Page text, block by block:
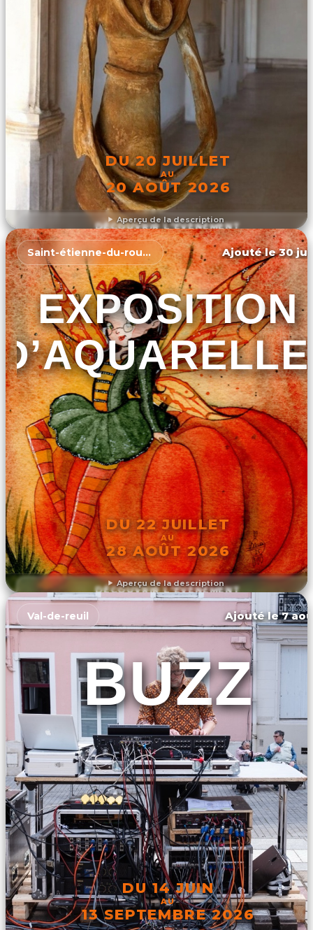
Aperçu de la description
DU 20 JUILLET
AU
20 AOÛT 2026
DÉCOUVRIR L'ÉVÉNEMENT
Aperçu de la description
Saint-étienne-du-rouvray Ajouté le 30
EXPOSITION
DU 22 JUILLET
AU
28 AOÛT 2026
DÉCOUVRIR L'ÉVÉNEMENT
Val-de-reuil Ajouté le 7
BUZZ
DU 14 JUIN
AU
13 SEPTEMBRE 2026